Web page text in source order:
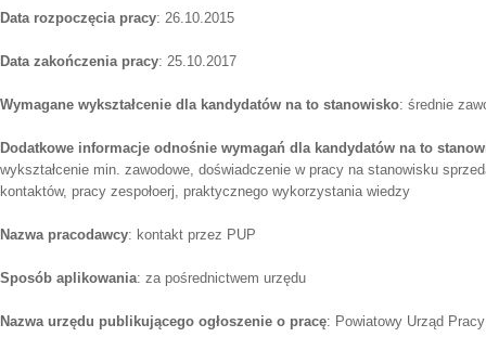
Data rozpoczęcia pracy: 26.10.2015
Data zakończenia pracy: 25.10.2017
Wymagane wykształcenie dla kandydatów na to stanowisko: średnie
Dodatkowe informacje odnośnie wymagań dla kandydatów na to
wykształcenie min. zawodowe, doświadczenie w pracy na stanowisku
kontaktów, pracy zespołoerj, praktycznego wykorzystania wiedzy
Nazwa pracodawcy: kontakt przez PUP
Sposób aplikowania: za pośrednictwem urzędu
Nazwa urzędu publikującego ogłoszenie o pracę: Powiatowy Urząd